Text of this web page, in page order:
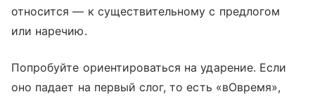
относится — к существительному с предлогом
или наречию.
Попробуйте ориентироваться на ударение. Если
оно падает на первый слог, то есть «вОвремя»,